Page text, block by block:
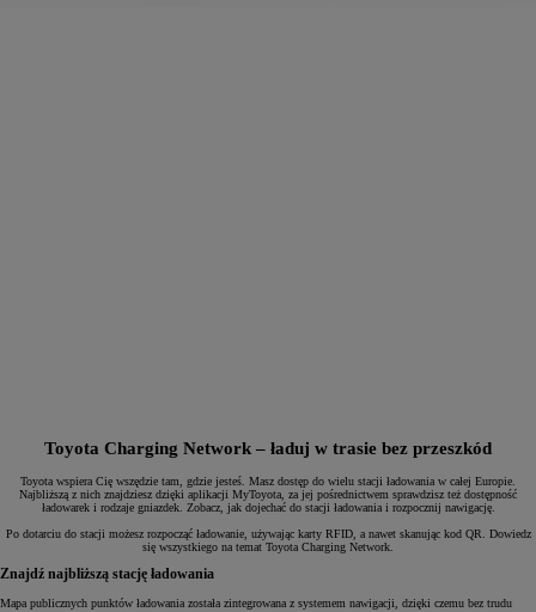
Toyota Charging Network – ładuj w trasie bez przeszkód
Toyota wspiera Cię wszędzie tam, gdzie jesteś. Masz dostęp do wielu stacji ładowania w całej Europie.
Najbliższą z nich znajdziesz dzięki aplikacji MyToyota, za jej pośrednictwem sprawdzisz też dostępność
ładowarek i rodzaje gniazdek. Zobacz, jak dojechać do stacji ładowania i rozpocznij nawigację.
Po dotarciu do stacji możesz rozpocząć ładowanie, używając karty RFID, a nawet skanując kod QR. Dowiedz
się wszystkiego na temat Toyota Charging Network.
Znajdź najbliższą stację ładowania
Mapa publicznych punktów ładowania została zintegrowana z systemem nawigacji, dzięki czemu bez trudu